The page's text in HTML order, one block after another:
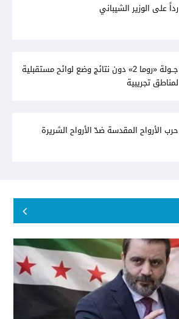
رداً على الوزير الشيباني
جــولة «روما 2» دون نتائج وضع لوائح مستقبلية
لمناطق تجريبية
حرب الأرواح المقدسة ضدّ الأرواح الشريرة